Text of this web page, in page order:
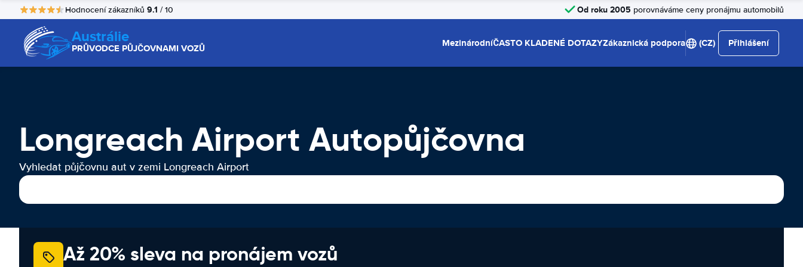
Hodnocení zákazníků 9.1 / 10 Od roku 2005 porovnáváme ceny pronájmu automobilů
Austrálie
PRŮVODCE PŮJČOVNAMI VOZŮ MezinárodníČASTO KLADENÉ DOTAZYZákaznická podpora (CZ) Přihlášení
Longreach Airport Autopůjčovna
Vyhledat půjčovnu aut v zemi Longreach Airport
Až 20% sleva na pronájem vozů